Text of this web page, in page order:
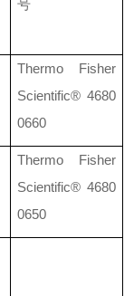
号
Thermo Fisher
Scientific® 4680
0660
Thermo Fisher
Scientific® 4680
0650